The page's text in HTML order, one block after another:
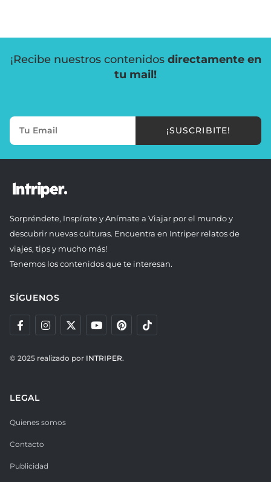
¡Recibe nuestros contenidos directamente en
tu mail!
¡SUSCRIBITE!
Sorpréndete, Inspírate y Anímate a Viajar por el mundo y
descubrir nuevas culturas. Encuentra en Intriper relatos de
viajes, tips y mucho más!
Tenemos los contenidos que te interesan.
SÍGUENOS
© 2025 realizado por INTRIPER.
LEGAL
Quienes somos
Contacto
Publicidad